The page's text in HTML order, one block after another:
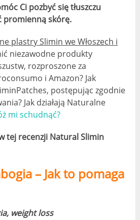
Ci pozbyć się tłuszczu
promienną skórę.
plastry Slimin we Włoszech i
niezawodne produkty
rozproszone za
i Amazon? Jak
postępując zgodnie
Jak działają Naturalne
mi schudnąć?
tej recenzji Natural Slimin
– Jak to pomaga